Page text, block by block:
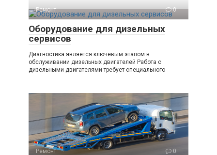
Ремонт 0
Оборудование для дизельных
сервисов
Диагностика является ключевым этапом в
обслуживании дизельных двигателей Работа с
дизельными двигателями требует специального
Ремонт 0